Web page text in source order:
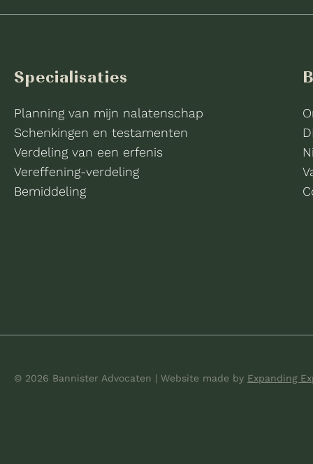
Specialisaties
Planning van mijn nalatenschap
Schenkingen en testamenten
Verdeling van een erfenis
Vereffening-verdeling
Bemiddeling
© 2026 Bannister Advocaten | Website made by Expanding